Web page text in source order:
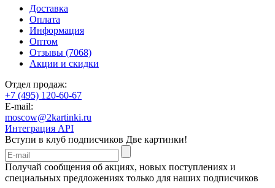
Доставка
Оплата
Информация
Оптом
Отзывы (7068)
Акции и скидки
Отдел продаж:
+7 (495) 120-60-67
E-mail:
moscow@2kartinki.ru
Интеграция API
Вступи в клуб подписчиков Две картинки!
Получай сообщения об акциях, новых поступлениях и
специальных предложениях только для наших подписчиков